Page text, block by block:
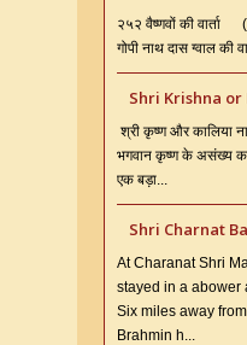
२५२ वैष्णवों की वार्ता
गोपी नाथ दास ग्वाल की
Shri Krishna
श्री कृष्ण और कालिया
भगवान कृष्ण के असंख्य
एक बड़ा...
Shri Charnat
At Charanat Shri
stayed in a abower
Six miles away
Brahmin h...